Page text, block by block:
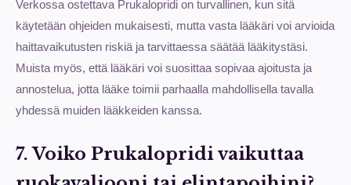
Verkossa ostettava Prukalopridi on turvallinen, kun sitä
käytetään ohjeiden mukaisesti, mutta vasta lääkäri voi arvioida
haittavaikutusten riskiä ja tarvittaessa säätää lääkitystäsi.
Muista myös, että lääkäri voi suosittaa sopivaa ajoitusta ja
annostelua, jotta lääke toimii parhaalla mahdollisella tavalla
yhdessä muiden lääkkeiden kanssa.
7. Voiko Prukalopridi vaikuttaa